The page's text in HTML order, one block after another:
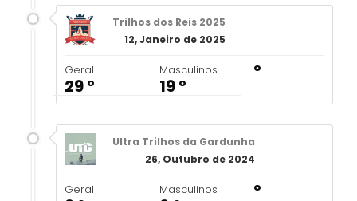
Trilhos dos Reis 2025
12, Janeiro de 2025
Geral
29 º
Masculinos
19 º
º
Ultra Trilhos da Gardunha
26, Outubro de 2024
Geral Masculinos º